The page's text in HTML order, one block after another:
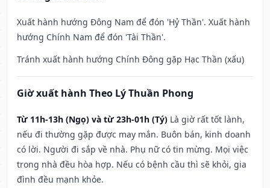
Xuất hành hướng Đông Nam để đón 'Hỷ Thần'. Xuất hành
hướng Chính Nam để đón 'Tài Thần'.
Tránh xuất hành hướng Chính Đông gặp Hạc Thần (xấu)
Giờ xuất hành Theo Lý Thuần Phong
Từ 11h-13h (Ngọ) và từ 23h-01h (Tý) Là giờ rất tốt lành,
nếu đi thường gặp được may mắn. Buôn bán, kinh doanh
có lời. Người đi sắp về nhà. Phụ nữ có tin mừng. Mọi việc
trong nhà đều hòa hợp. Nếu có bệnh cầu thì sẽ khỏi, gia
đình đều mạnh khỏe.